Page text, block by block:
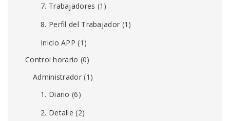
7. Trabajadores (1)
8. Perfil del Trabajador (1)
Inicio APP (1)
Control horario (0)
Administrador(1)
1. Diario (6)
2. Detalle (2)